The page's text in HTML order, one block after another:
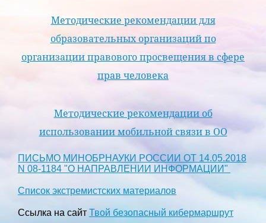
Методические рекомендации для
образовательных организаций по
организации правового просвещения в сфере
прав человека
Методические рекомендации об
использовании мобильной связи в ОО
ПИСЬМО МИНОБРНАУКИ РОССИИ ОТ 14.05.2018
N 08-1184 "О НАПРАВЛЕНИИ ИНФОРМАЦИИ"
Список экстремистских материалов
Ссылка на сайт Твой безопасный кибермаршрут